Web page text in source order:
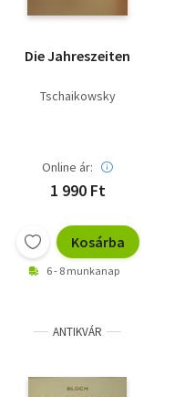
Die Jahreszeiten
Tschaikowsky
Online ár:
1 990 Ft
Kosárba
6 - 8 munkanap
ANTIKVÁR